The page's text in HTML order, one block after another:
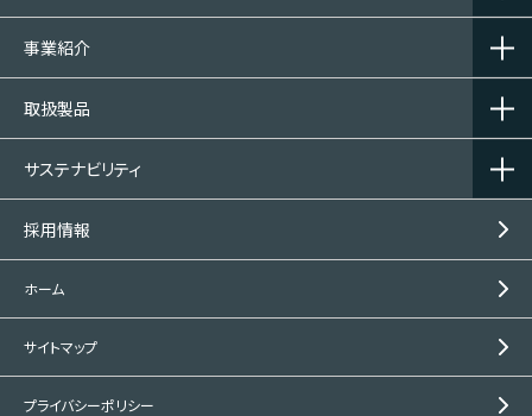
事業紹介
取扱製品
サステナビリティ
採用情報
ホーム
サイトマップ
プライバシーポリシー